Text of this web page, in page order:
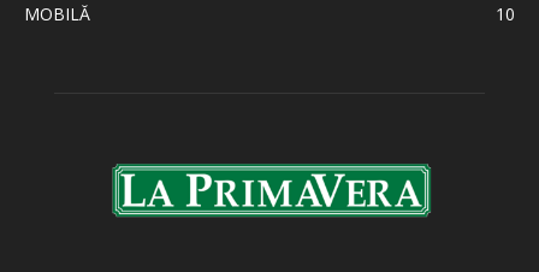
MOBILĂ
10